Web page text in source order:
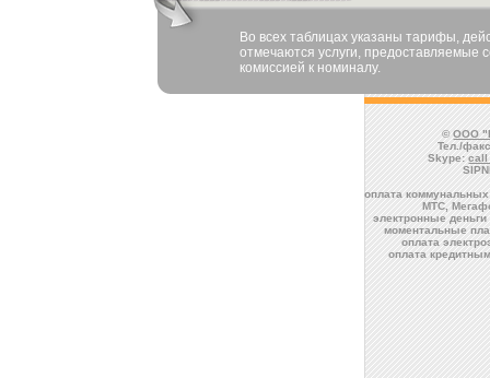
Во всех таблицах указаны тарифы,
отмечаются услуги, предоставляемые
комиссией к номиналу.
©ООО
Тел./
Skype:
оплата
МТС,
электронные
моментальные
оплата
оплата